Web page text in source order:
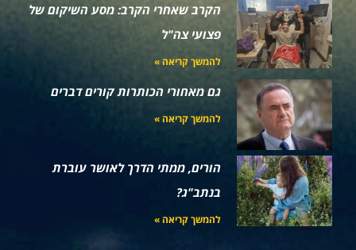
הקרב שאחרי הקרב: מסע השיקום של
פצועי צה"ל
להמשך קריאה »
גם מאחורי הכותרות קורים דברים
להמשך קריאה »
הורים, ממתי הדרך לאושר עוברת
בנתב"ג?
להמשך קריאה »